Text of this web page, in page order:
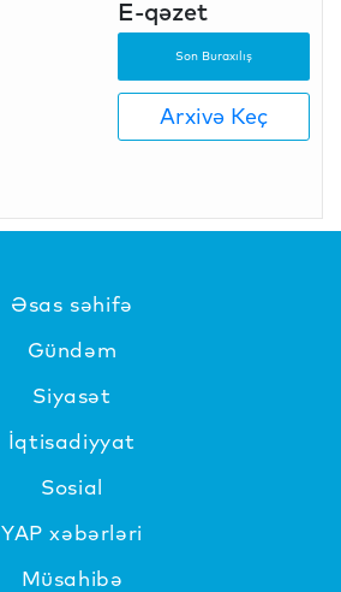
E-qəzet
Son Buraxılış
Arxivə Keç
Əsas səhifə
Gündəm
Siyasət
İqtisadiyyat
Sosial
YAP xəbərləri
Müsahibə